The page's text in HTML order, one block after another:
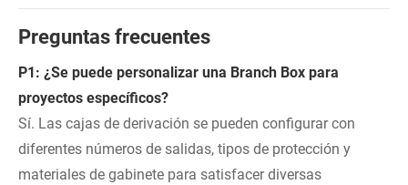
Preguntas frecuentes
P1: ¿Se puede personalizar una Branch Box para
proyectos específicos?
Sí. Las cajas de derivación se pueden configurar con
diferentes números de salidas, tipos de protección y
materiales de gabinete para satisfacer diversas